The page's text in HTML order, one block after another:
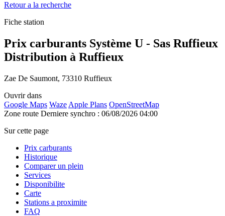
Retour a la recherche
Fiche station
Prix carburants Système U - Sas Ruffieux
Distribution à Ruffieux
Zae De Saumont, 73310 Ruffieux
Ouvrir dans
Google Maps Waze Apple Plans OpenStreetMap
Zone route Derniere synchro : 06/08/2026 04:00
Sur cette page
Prix carburants
Historique
Comparer un plein
Services
Disponibilite
Carte
Stations a proximite
FAQ